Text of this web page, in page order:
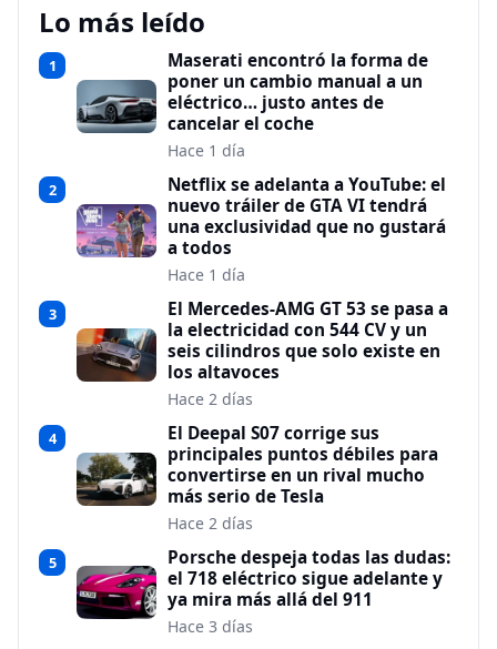
Lo más leído
1
Maserati encontró la forma de
poner un cambio manual a un
eléctrico… justo antes de
cancelar el coche
Hace 1 día
2
Netflix se adelanta a YouTube: el
nuevo tráiler de GTA VI tendrá
una exclusividad que no gustará
a todos
Hace 1 día
3
El Mercedes-AMG GT 53 se pasa a
la electricidad con 544 CV y un
seis cilindros que solo existe en
los altavoces
Hace 2 días
4
El Deepal S07 corrige sus
principales puntos débiles para
convertirse en un rival mucho
más serio de Tesla
Hace 2 días
5
Porsche despeja todas las dudas:
el 718 eléctrico sigue adelante y
ya mira más allá del 911
Hace 3 días